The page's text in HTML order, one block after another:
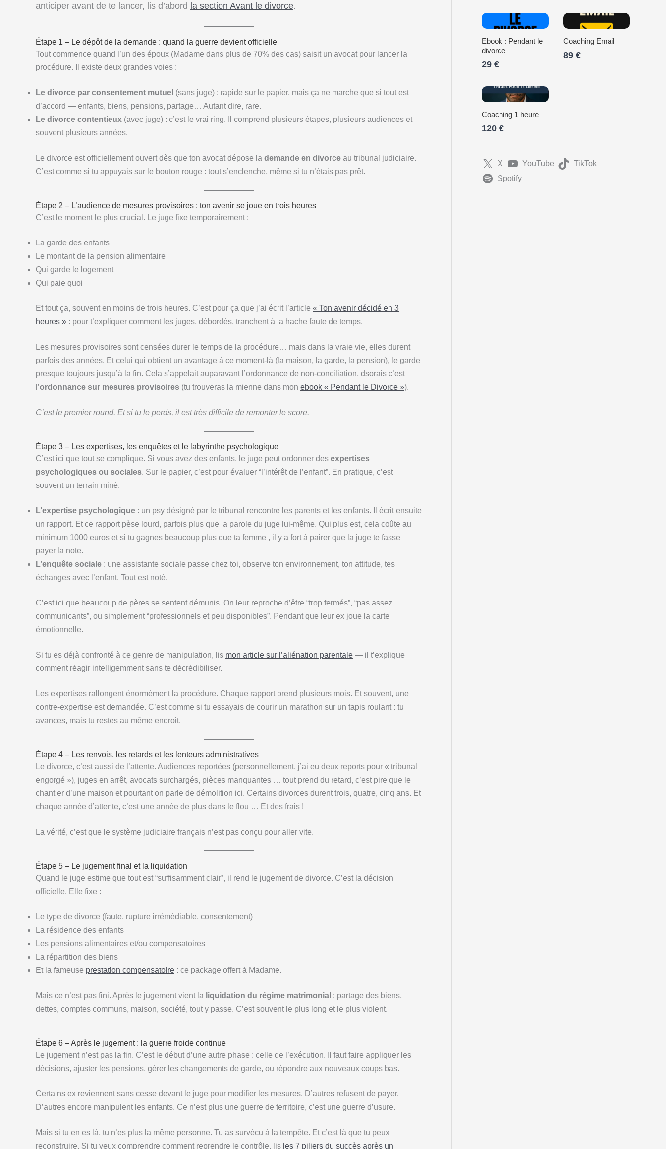
anticiper avant de te lancer, lis d’abord la section Avant le divorce.
Étape 1 – Le dépôt de la demande : quand la guerre devient officielle
Tout commence quand l’un des époux (Madame dans plus de 70% des cas) saisit un avocat pour lancer la
procédure. Il existe deux grandes voies :
Le divorce par consentement mutuel (sans juge) : rapide sur le papier, mais ça ne marche que si tout est
d’accord — enfants, biens, pensions, partage… Autant dire, rare.
Le divorce contentieux (avec juge) : c’est le vrai ring. Il comprend plusieurs étapes, plusieurs audiences et
souvent plusieurs années.
Le divorce est officiellement ouvert dès que ton avocat dépose la demande en divorce au tribunal judiciaire.
C’est comme si tu appuyais sur le bouton rouge : tout s’enclenche, même si tu n’étais pas prêt.
Étape 2 – L’audience de mesures provisoires : ton avenir se joue en trois heures
C’est le moment le plus crucial. Le juge fixe temporairement :
La garde des enfants
Le montant de la pension alimentaire
Qui garde le logement
Qui paie quoi
Et tout ça, souvent en moins de trois heures. C’est pour ça que j’ai écrit l’article « Ton avenir décidé en 3
heures » : pour t’expliquer comment les juges, débordés, tranchent à la hache faute de temps.
Les mesures provisoires sont censées durer le temps de la procédure… mais dans la vraie vie, elles durent
parfois des années. Et celui qui obtient un avantage à ce moment-là (la maison, la garde, la pension), le garde
presque toujours jusqu’à la fin. Cela s’appelait auparavant l’ordonnance de non-conciliation, dsorais c’est
l’ordonnance sur mesures provisoires (tu trouveras la mienne dans mon ebook « Pendant le Divorce »).
C’est le premier round. Et si tu le perds, il est très difficile de remonter le score.
Étape 3 – Les expertises, les enquêtes et le labyrinthe psychologique
C’est ici que tout se complique. Si vous avez des enfants, le juge peut ordonner des expertises
psychologiques ou sociales. Sur le papier, c’est pour évaluer “l’intérêt de l’enfant”. En pratique, c’est
souvent un terrain miné.
L’expertise psychologique : un psy désigné par le tribunal rencontre les parents et les enfants. Il écrit ensuite
un rapport. Et ce rapport pèse lourd, parfois plus que la parole du juge lui-même. Qui plus est, cela coûte au
minimum 1000 euros et si tu gagnes beaucoup plus que ta femme , il y a fort à pairer que la juge te fasse
payer la note.
L’enquête sociale : une assistante sociale passe chez toi, observe ton environnement, ton attitude, tes
échanges avec l’enfant. Tout est noté.
C’est ici que beaucoup de pères se sentent démunis. On leur reproche d’être “trop fermés”, “pas assez
communicants”, ou simplement “professionnels et peu disponibles”. Pendant que leur ex joue la carte
émotionnelle.
Si tu es déjà confronté à ce genre de manipulation, lis mon article sur l’aliénation parentale — il t’explique
comment réagir intelligemment sans te décrédibiliser.
Les expertises rallongent énormément la procédure. Chaque rapport prend plusieurs mois. Et souvent, une
contre-expertise est demandée. C’est comme si tu essayais de courir un marathon sur un tapis roulant : tu
avances, mais tu restes au même endroit.
Étape 4 – Les renvois, les retards et les lenteurs administratives
Le divorce, c’est aussi de l’attente. Audiences reportées (personnellement, j’ai eu deux reports pour « tribunal
engorgé »), juges en arrêt, avocats surchargés, pièces manquantes … tout prend du retard, c’est pire que le
chantier d’une maison et pourtant on parle de démolition ici. Certains divorces durent trois, quatre, cinq ans. Et
chaque année d’attente, c’est une année de plus dans le flou … Et des frais !
La vérité, c’est que le système judiciaire français n’est pas conçu pour aller vite.
Étape 5 – Le jugement final et la liquidation
Quand le juge estime que tout est “suffisamment clair”, il rend le jugement de divorce. C’est la décision
officielle. Elle fixe :
Le type de divorce (faute, rupture irrémédiable, consentement)
La résidence des enfants
Les pensions alimentaires et/ou compensatoires
La répartition des biens
Et la fameuse prestation compensatoire : ce package offert à Madame.
Mais ce n’est pas fini. Après le jugement vient la liquidation du régime matrimonial : partage des biens,
dettes, comptes communs, maison, société, tout y passe. C’est souvent le plus long et le plus violent.
Étape 6 – Après le jugement : la guerre froide continue
Le jugement n’est pas la fin. C’est le début d’une autre phase : celle de l’exécution. Il faut faire appliquer les
décisions, ajuster les pensions, gérer les changements de garde, ou répondre aux nouveaux coups bas.
Certains ex reviennent sans cesse devant le juge pour modifier les mesures. D’autres refusent de payer.
D’autres encore manipulent les enfants. Ce n’est plus une guerre de territoire, c’est une guerre d’usure.
Mais si tu en es là, tu n’es plus la même personne. Tu as survécu à la tempête. Et c’est là que tu peux
reconstruire. Si tu veux comprendre comment reprendre le contrôle, lis les 7 piliers du succès après un
Ebook : Pendant le
divorce
29 €
Coaching Email
89 €
Coaching 1 heure
120 €
X YouTube
TikTok
Spotify